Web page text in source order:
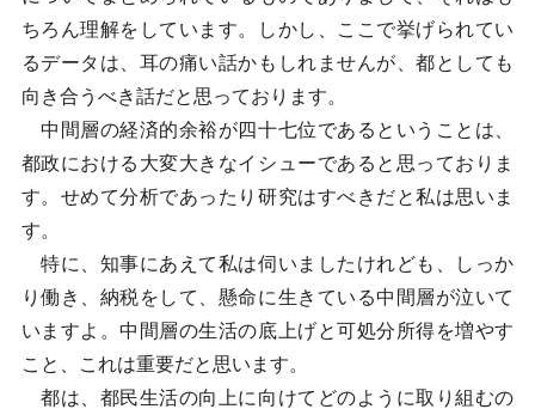
ちろん理解をしています。しかし、ここで挙げられてい
るデータは、耳の痛い話かもしれませんが、都としても
向き合うべき話だと思っております。
中間層の経済的余裕が四十七位であるということは、
都政における大変大きなイシューであると思っておりま
す。せめて分析であったり研究はすべきだと私は思いま
す。
特に、知事にあえて私は伺いましたけれども、しっか
り働き、納税をして、懸命に生きている中間層が泣いて
いますよ。中間層の生活の底上げと可処分所得を増やす
こと、これは重要だと思います。
都は、都民生活の向上に向けてどのように取り組むの